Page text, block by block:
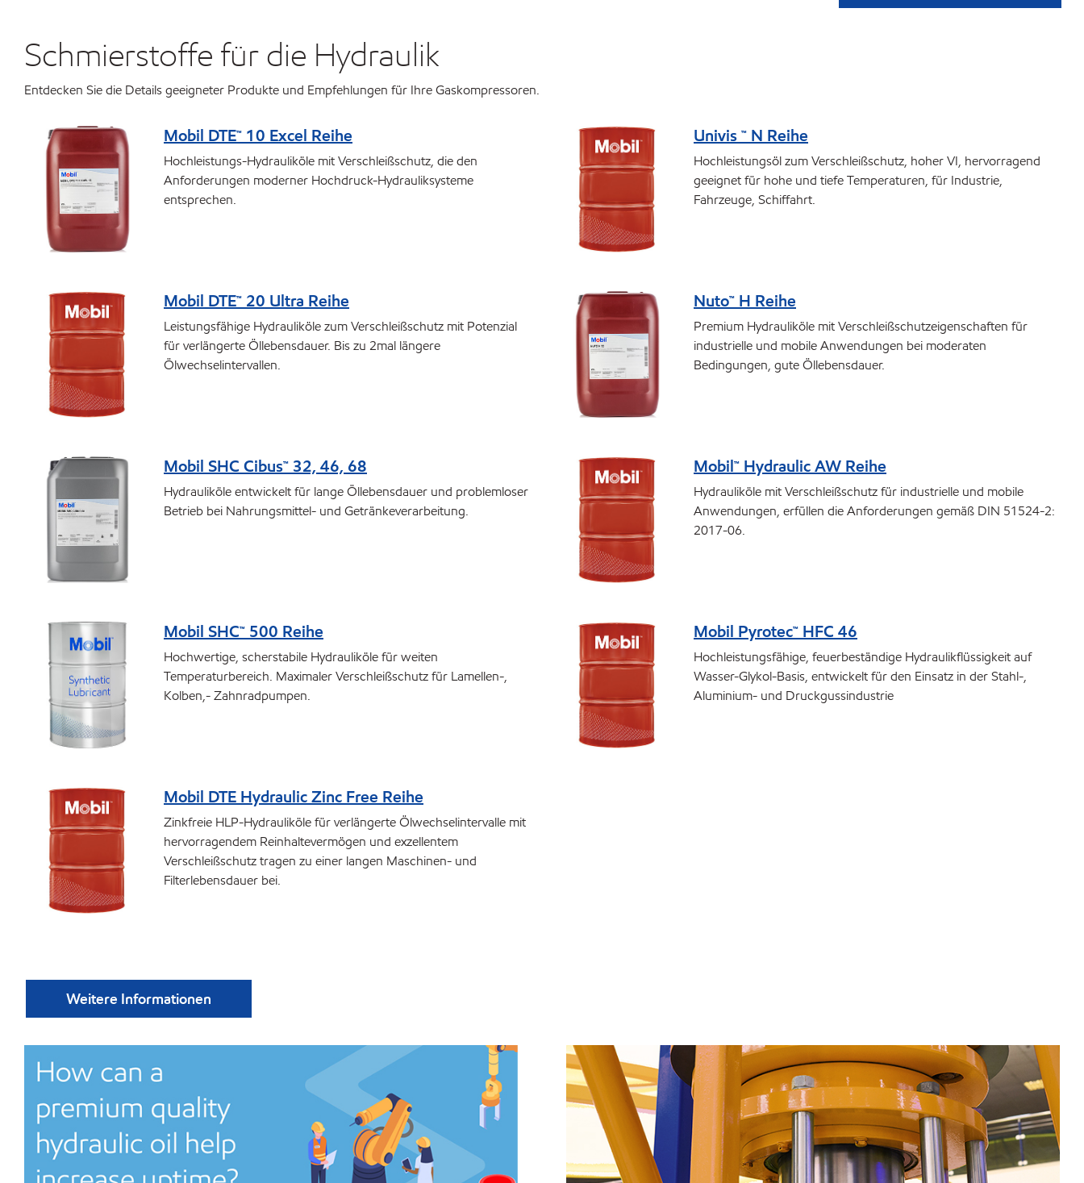
Schmierstoffe für die Hydraulik
Entdecken Sie die Details geeigneter Produkte und Empfehlungen für Ihre Gaskompressoren.
Mobil DTE™ 10 Excel Reihe
Hochleistungs-Hydrauliköle mit Verschleißschutz, die den
Anforderungen moderner Hochdruck-Hydrauliksysteme
entsprechen.
Univis ™ N Reihe
Hochleistungsöl zum Verschleißschutz, hoher VI, hervorragend
geeignet für hohe und tiefe Temperaturen, für Industrie,
Fahrzeuge, Schiffahrt.
Mobil DTE™ 20 Ultra Reihe
Leistungsfähige Hydrauliköle zum Verschleißschutz mit Potenzial
für verlängerte Öllebensdauer. Bis zu 2mal längere
Ölwechselintervallen.
Nuto™ H Reihe
Premium Hydrauliköle mit Verschleißschutzeigenschaften für
industrielle und mobile Anwendungen bei moderaten
Bedingungen, gute Öllebensdauer.
Mobil SHC Cibus™ 32, 46, 68
Hydrauliköle entwickelt für lange Öllebensdauer und problemloser
Betrieb bei Nahrungsmittel- und Getränkeverarbeitung.
Mobil™ Hydraulic AW Reihe
Hydrauliköle mit Verschleißschutz für industrielle und mobile
Anwendungen, erfüllen die Anforderungen gemäß DIN 51524-2:
2017-06.
Mobil SHC™ 500 Reihe
Hochwertige, scherstabile Hydrauliköle für weiten
Temperaturbereich. Maximaler Verschleißschutz für Lamellen-,
Kolben,- Zahnradpumpen.
Mobil Pyrotec™ HFC 46
Hochleistungsfähige, feuerbeständige Hydraulikflüssigkeit auf
Wasser-Glykol-Basis, entwickelt für den Einsatz in der Stahl-,
Aluminium- und Druckgussindustrie
Mobil DTE Hydraulic Zinc Free Reihe
Zinkfreie HLP-Hydrauliköle für verlängerte Ölwechselintervalle mit
hervorragendem Reinhaltevermögen und exzellentem
Verschleißschutz tragen zu einer langen Maschinen- und
Filterlebensdauer bei.
Weitere Informationen